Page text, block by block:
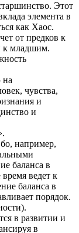
Этот
элемента в
как Хаос.
от предков к
к младшим.
на
чувства,
и
и
например,
баланса в
ведет к
баланса в
порядок.
в развитии и
в